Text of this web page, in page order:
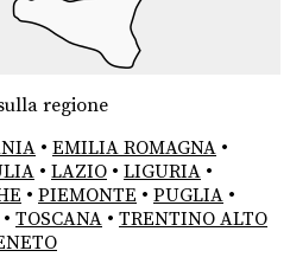
regione
• EMILIA ROMAGNA •
• LAZIO • LIGURIA •
• PIEMONTE • PUGLIA •
• TOSCANA • TRENTINO ALTO